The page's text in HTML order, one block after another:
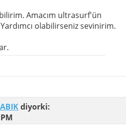
Amacım ultrasurf'ün
olabilirseniz sevinirim.
diyorki: